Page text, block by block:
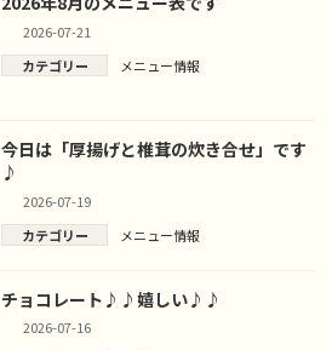
2026-07-21
カテゴリー
メニュー情報
今日は「厚揚げと椎茸の炊き合せ」です
♪
2026-07-19
カテゴリー
メニュー情報
チョコレート♪♪嬉しい♪♪
2026-07-16